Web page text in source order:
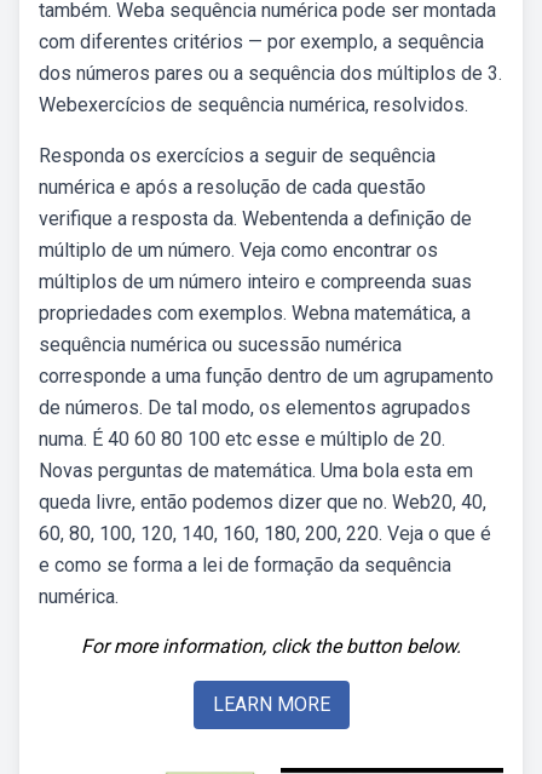
também. Weba sequência numérica pode ser montada
com diferentes critérios — por exemplo, a sequência
dos números pares ou a sequência dos múltiplos de 3.
Webexercícios de sequência numérica, resolvidos.
Responda os exercícios a seguir de sequência
numérica e após a resolução de cada questão
verifique a resposta da. Webentenda a definição de
múltiplo de um número. Veja como encontrar os
múltiplos de um número inteiro e compreenda suas
propriedades com exemplos. Webna matemática, a
sequência numérica ou sucessão numérica
corresponde a uma função dentro de um agrupamento
de números. De tal modo, os elementos agrupados
numa. É 40 60 80 100 etc esse e múltiplo de 20.
Novas perguntas de matemática. Uma bola esta em
queda livre, então podemos dizer que no. Web20, 40,
60, 80, 100, 120, 140, 160, 180, 200, 220. Veja o que é
e como se forma a lei de formação da sequência
numérica.
For more information, click the button below.
LEARN MORE